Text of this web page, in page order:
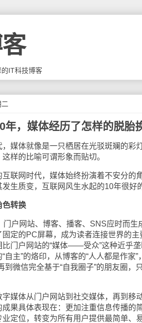
IT科技博客
年，媒体经历了怎样的脱胎
体就像是一只栖居在光驳斑斓的彩
样的比喻可谓形象而贴切。
网时代，媒体始终扮演着不安分的
生质变，互联网风生水起的10年很好
色转换
网站、博客、播客、SNS应时而生
定的PC屏幕，成为读者连接世界的
比门户网站的“媒体——受众”这种近乎
自主”的烙印，从博客的“人人都是作家
到微信完全基于“自我圈子”的朋友圈
体从门户网站到社交媒体，再到移
成果具体表现在：更加注重信息传播的
定位，转变为所有用户提供最简单、